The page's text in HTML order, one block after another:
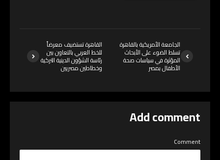
الجامعة الأمريكية بالقاهرة
تسلط الضوء على الأبحاث
المؤثرة في سياسات صحة
الأطفال بمصر
القاهرة تستضيف معرضاً
للخط العربي بالتعاون بين
رئاسة الشؤون الدينية التركية
وخطاطين مصريين
Add comment
Comment